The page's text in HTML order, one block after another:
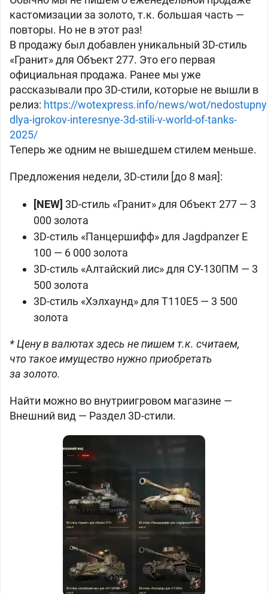
кастомизации за золото, т.к. большая часть —
повторы. Но не в этот раз!
В продажу был добавлен уникальный 3D-стиль
«Гранит» для Объект 277. Это его первая
официальная продажа. Ранее мы уже
рассказывали про 3D-стили, которые не вышли в
релиз: https://wotexpress.info/news/wot/
dlya-igrokov-interesnye-3d-stili-v-world-of-tanks-
2025/
Теперь же одним не вышедшем стилем меньше.
Предложения недели, 3D-стили [до 8 мая]:
[NEW] 3D-стиль «Гранит» для Объект 277 — 3
000 золота
3D-стиль «Панцершифф» для Jagdpanzer E
100 — 6 000 золота
3D-стиль «Алтайский лис» для СУ-130ПМ — 3
500 золота
3D-стиль «Хэлхаунд» для T110E5 — 3 500
золота
* Цену в валютах здесь не пишем т.к. считаем,
что такое имущество нужно приобретать
за золото.
Найти можно во внутриигровом магазине —
Внешний вид — Раздел 3D-стили.